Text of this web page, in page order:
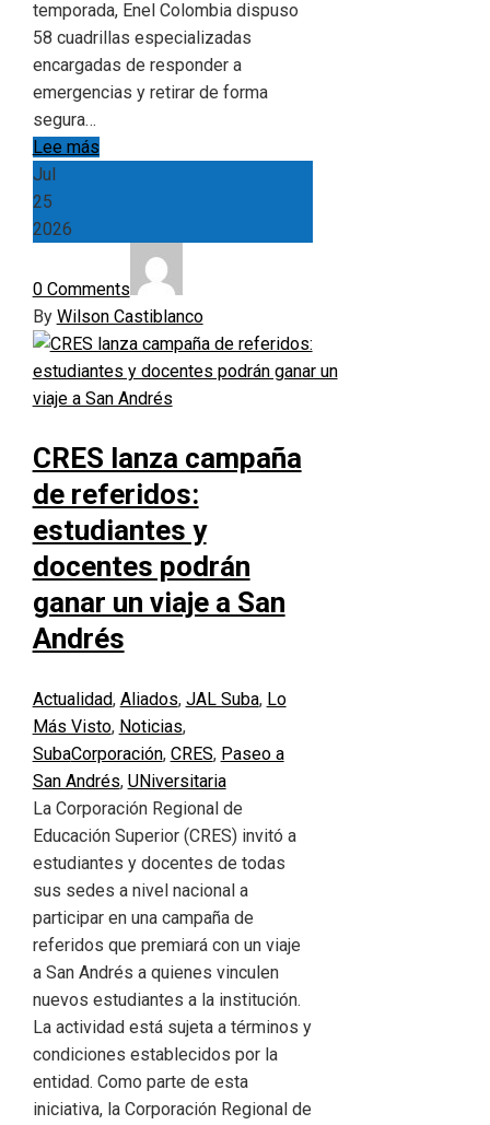
temporada, Enel Colombia dispuso
58 cuadrillas especializadas
encargadas de responder a
emergencias y retirar de forma
segura…
Lee más
Jul
25
2026
0 Comments
By Wilson Castiblanco
CRES lanza campaña
de referidos:
estudiantes y
docentes podrán
ganar un viaje a San
Andrés
Actualidad, Aliados, JAL Suba, Lo
Más Visto, Noticias,
SubaCorporación, CRES, Paseo a
San Andrés, UNiversitaria
La Corporación Regional de
Educación Superior (CRES) invitó a
estudiantes y docentes de todas
sus sedes a nivel nacional a
participar en una campaña de
referidos que premiará con un viaje
a San Andrés a quienes vinculen
nuevos estudiantes a la institución.
La actividad está sujeta a términos y
condiciones establecidos por la
entidad. Como parte de esta
iniciativa, la Corporación Regional de